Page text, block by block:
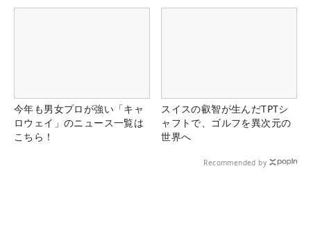
今年も男女プロが強い「キャ
ロウェイ」のニュース一覧は
こちら！
スイスの叡智が生んだTPTシ
ャフトで、ゴルフを異次元の
世界へ
Recommended by